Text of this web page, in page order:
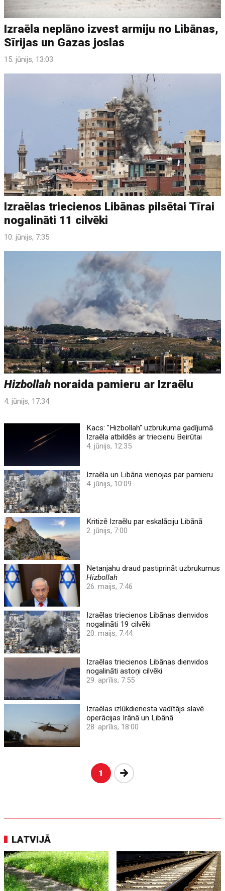
Izraēla neplāno izvest armiju no Libānas,
Sīrijas un Gazas joslas
15. jūnijs, 13:03
Izraēlas triecienos Libānas pilsētai Tīrai
nogalināti 11 cilvēki
10. jūnijs, 7:35
Hizbollah noraida pamieru ar Izraēlu
4. jūnijs, 17:34
Kacs: "Hizbollah" uzbrukuma gadījumā
Izraēla atbildēs ar triecienu Beirūtai
4. jūnijs, 12:35
Izraēla un Libāna vienojas par pamieru
4. jūnijs, 10:09
Kritizē Izraēlu par eskalāciju Libānā
2. jūnijs, 7:00
Netanjahu draud pastiprināt uzbrukumus
Hizbollah
26. maijs, 7:46
Izraēlas triecienos Libānas dienvidos
nogalināti 19 cilvēki
20. maijs, 7:44
Izraēlas triecienos Libānas dienvidos
nogalināti astoņi cilvēki
29. aprīlis, 7:55
Izraēlas izlūkdienesta vadītājs slavē
operācijas Irānā un Libānā
28. aprīlis, 18:00
1 Nākošā
LATVIJĀ